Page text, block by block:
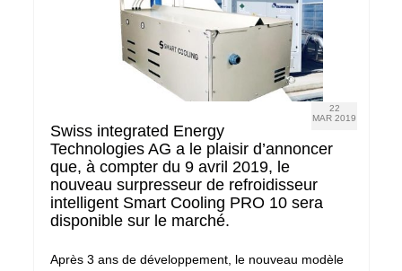
22
MAR 2019
Swiss integrated Energy
Technologies AG a le plaisir d’annoncer
que, à compter du 9 avril 2019, le
nouveau surpresseur de refroidisseur
intelligent Smart Cooling PRO 10 sera
disponible sur le marché.
Après 3 ans de développement, le nouveau modèle